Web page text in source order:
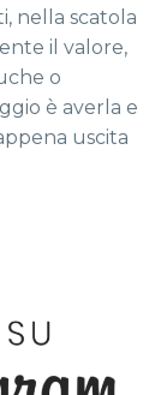
nella scatola
il valore,
o
è averla e
uscita